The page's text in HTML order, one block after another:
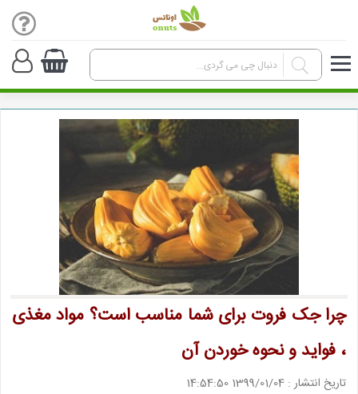
چرا جک فروت برای شما مناسب است؟ مواد مغذی
، فواید و نحوه خوردن آن
تاریخ انتشار : 1399/01/04 14:54:50